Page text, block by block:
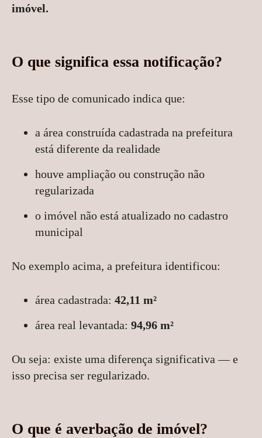
imóvel.
O que significa essa notificação?
Esse tipo de comunicado indica que:
a área construída cadastrada na prefeitura
está diferente da realidade
houve ampliação ou construção não
regularizada
o imóvel não está atualizado no cadastro
municipal
No exemplo acima, a prefeitura identificou:
área cadastrada: 42,11 m²
área real levantada: 94,96 m²
Ou seja: existe uma diferença significativa — e
isso precisa ser regularizado.
O que é averbação de imóvel?